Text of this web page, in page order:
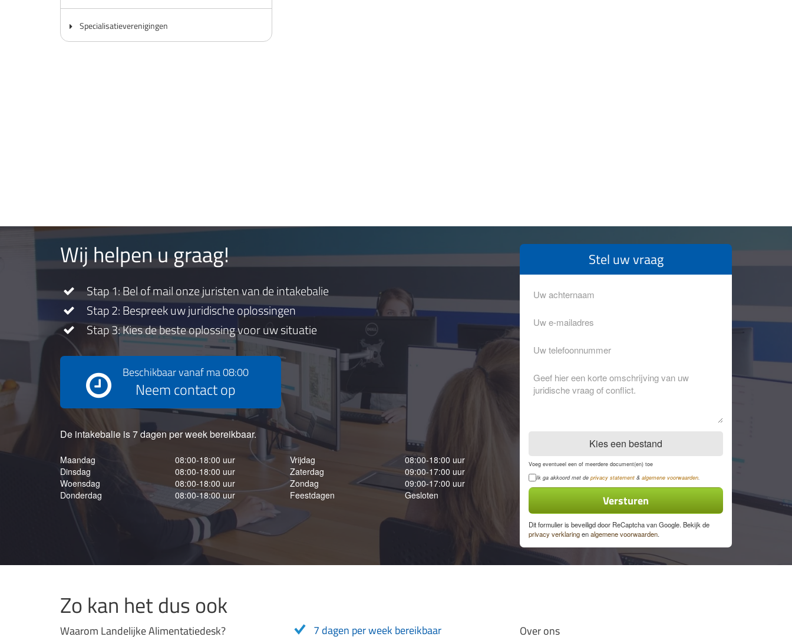
Specialisatieverenigingen
Wij helpen u graag!
Stap 1: Bel of mail onze juristen van de intakebalie
Stap 2: Bespreek uw juridische oplossingen
Stap 3: Kies de beste oplossing voor uw situatie
Beschikbaar vanafma 08:00
Neem contact op
De intakebalie is 7 dagen per week bereikbaar.
Maandag
Dinsdag
Woensdag
Donderdag
08:00-18:00 uur
08:00-18:00 uur
08:00-18:00 uur
08:00-18:00 uur
Vrijdag
Zaterdag
Zondag
Feestdagen
08:00-18:00 uur
09:00-17:00 uur
09:00-17:00 uur
Gesloten
Stel uw vraag
Achternaam
Eventuele
opmerkingen
Kies een bestand
Voeg eventueel een of meerdere document(en) toe
Privacyverklaring
Ik ga akkoord met de privacy statement & algemene voorwaarden.
Dit formulier is beveiligd door ReCaptcha van Google. Bekijk de
privacy verklaringenalgemene voorwaarden.
Zo kan het dus ook
Waarom Landelijke Alimentatiedesk? 7 dagen per week bereikbaar Over ons